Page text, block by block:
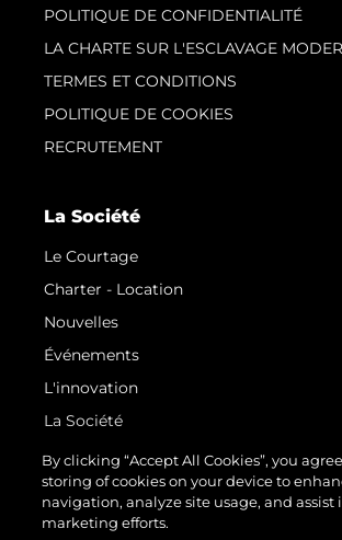
POLITIQUE DE CONFIDENTIALITÉ
LA CHARTE SUR L'ESCLAVAGE
TERMES ET CONDITIONS
POLITIQUE DE COOKIES
RECRUTEMENT
La Société
Le Courtage
Charter - Location
Nouvelles
Événements
L'innovation
La Société
Notre Équipe
Style De Vie
Notre Héritage
By clicking “Accept All Cookies”, you
storing of cookies on your device to
navigation, analyze site usage, and assist
marketing efforts.